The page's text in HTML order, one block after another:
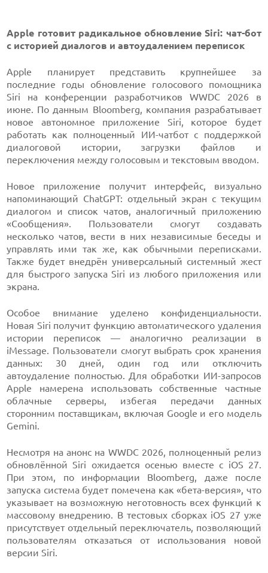
Apple готовит радикальное обновление Siri: чат-бот
с историей диалогов и автоудалением переписок
Apple планирует представить крупнейшее за
последние годы обновление голосового помощника
Siri на конференции разработчиков WWDC 2026 в
июне. По данным Bloomberg, компания разрабатывает
новое автономное приложение Siri, которое будет
работать как полноценный ИИ-чатбот с поддержкой
диалоговой истории, загрузки файлов и
переключения между голосовым и текстовым вводом.
Новое приложение получит интерфейс, визуально
напоминающий ChatGPT: отдельный экран с текущим
диалогом и список чатов, аналогичный приложению
«Сообщения». Пользователи смогут создавать
несколько чатов, вести в них независимые беседы и
управлять ими так же, как обычными переписками.
Также будет внедрён универсальный системный жест
для быстрого запуска Siri из любого приложения или
экрана.
Особое внимание уделено конфиденциальности.
Новая Siri получит функцию автоматического удаления
истории переписок — аналогично реализации в
iMessage. Пользователи смогут выбрать срок хранения
данных: 30 дней, один год или отключить
автоудаление полностью. Для обработки ИИ-запросов
Apple намерена использовать собственные частные
облачные серверы, избегая передачи данных
сторонним поставщикам, включая Google и его модель
Gemini.
Несмотря на анонс на WWDC 2026, полноценный релиз
обновлённой Siri ожидается осенью вместе с iOS 27.
При этом, по информации Bloomberg, даже после
запуска система будет помечена как «бета-версия», что
указывает на возможную неготовность всех функций к
массовому внедрению. В тестовых сборках iOS 27 уже
присутствует отдельный переключатель, позволяющий
пользователям отказаться от использования новой
версии Siri.